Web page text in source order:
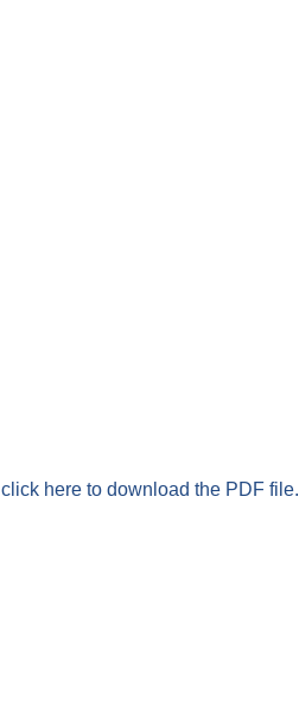
click here to download the PDF file.